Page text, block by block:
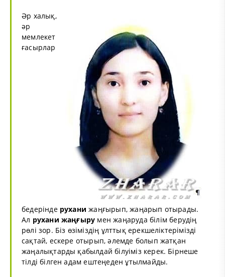
Әр халық,
әр
мемлекет
ғасырлар
бедерінде рухани жаңғырып, жаңарып отырады.
Ал рухани жаңғыру мен жаңаруда білім берудің
рөлі зор. Біз өзіміздің ұлттық ерекшеліктерімізді
сақтай, ескере отырып, әлемде болып жатқан
жаңалықтарды қабылдай білуіміз керек. Бірнеше
тілді білген адам ештеңеден ұтылмайды.